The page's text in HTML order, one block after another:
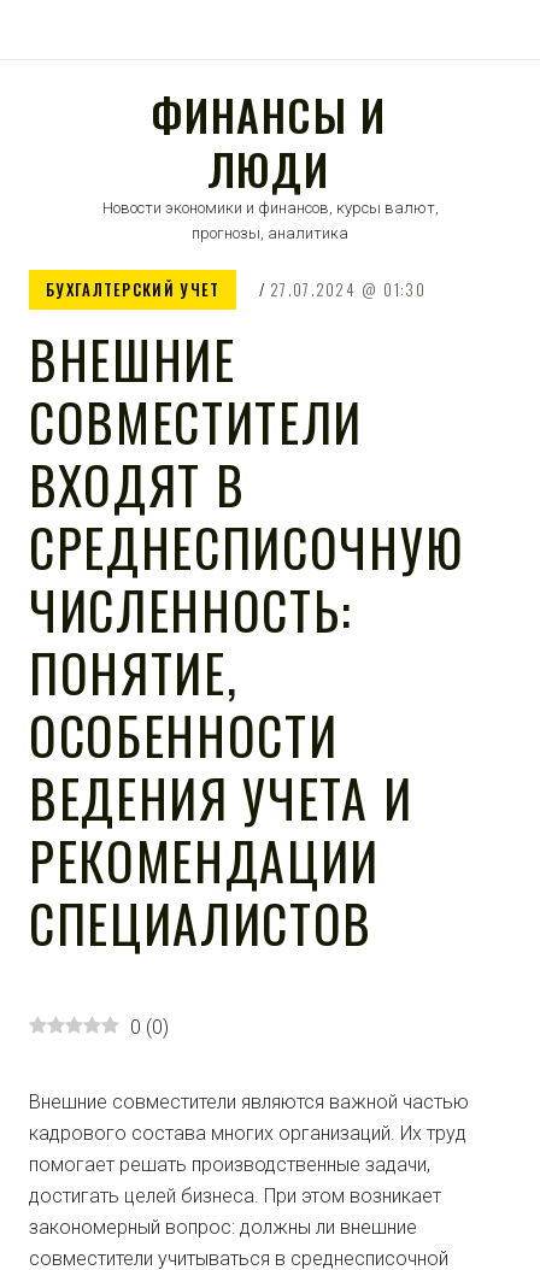
ФИНАНСЫ И
ЛЮДИ
Новости экономики и финансов, курсы валют,
прогнозы, аналитика
БУХГАЛТЕРСКИЙ УЧЕТ 27.07.2024 01:30
ВНЕШНИЕ
СОВМЕСТИТЕЛИ
ВХОДЯТ В
СРЕДНЕСПИСОЧНУЮ
ЧИСЛЕННОСТЬ:
ПОНЯТИЕ,
ОСОБЕННОСТИ
ВЕДЕНИЯ УЧЕТА И
РЕКОМЕНДАЦИИ
СПЕЦИАЛИСТОВ
0 (0)
Внешние совместители являются важной частью
кадрового состава многих организаций. Их труд
помогает решать производственные задачи,
достигать целей бизнеса. При этом возникает
закономерный вопрос: должны ли внешние
совместители учитываться в среднесписочной